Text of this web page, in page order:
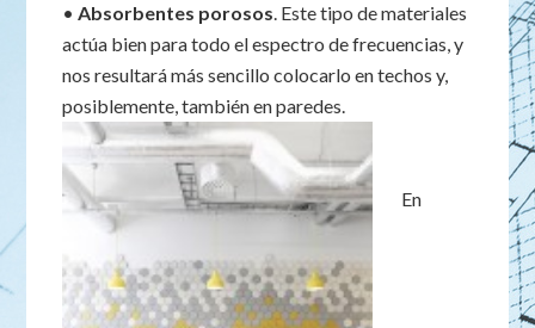
• Absorbentes porosos. Este tipo de materiales
actúa bien para todo el espectro de frecuencias, y
nos resultará más sencillo colocarlo en techos y,
posiblemente, también en paredes.
En